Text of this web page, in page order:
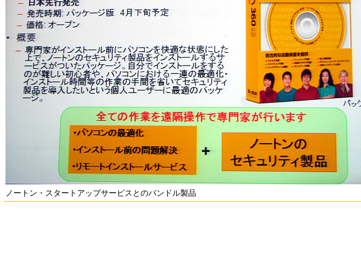
ノートン・スタートアップサービスとのバンドル製品